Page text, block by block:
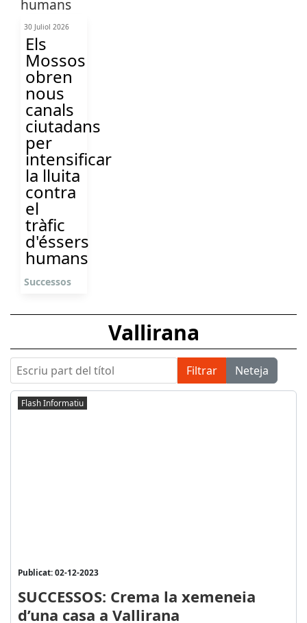
30 Juliol 2026
Els
Mossos
obren
nous
canals
ciutadans
per
intensificar
la lluita
contra
el
tràfic
d'éssers
humans
Successos
Vallirana
Escriu part del títol Filtrar Neteja
Flash Informatiu
Publicat: 02-12-2023
SUCCESSOS: Crema la xemeneia
d’una casa a Vallirana